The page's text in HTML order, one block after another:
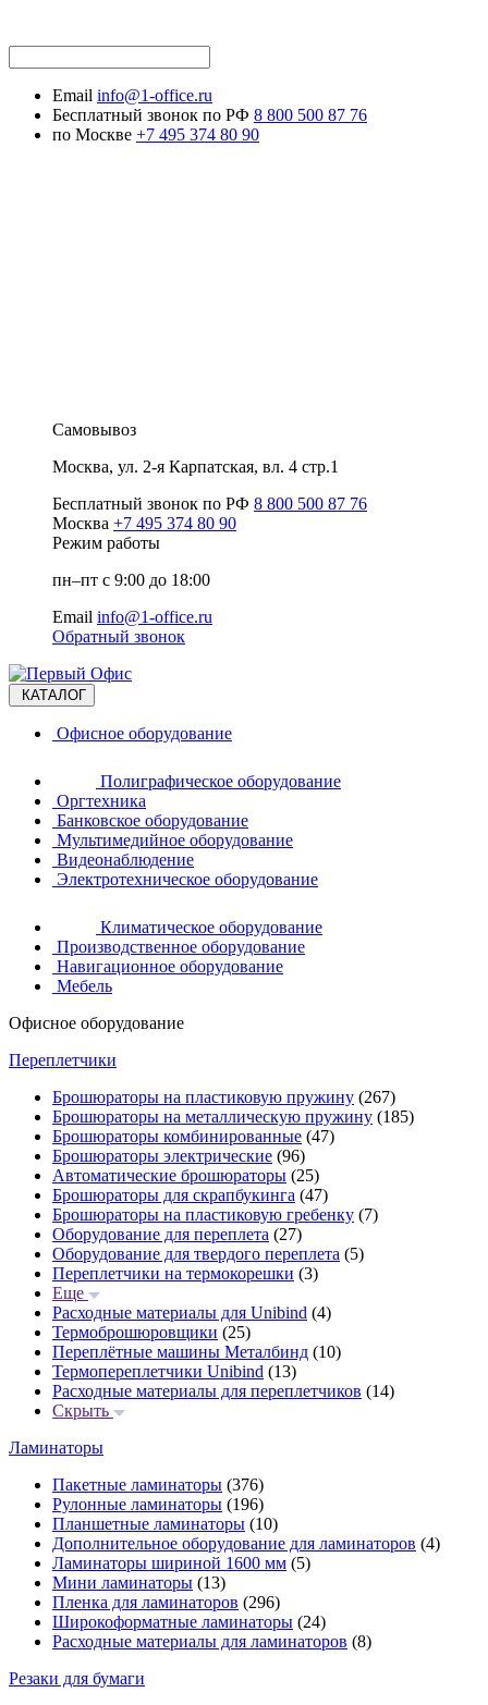
Email info@1-office.ru
Бесплатный звонок по РФ 8 800 500 87 76
по Москве +7 495 374 80 90
Самовывоз
Москва, ул. 2-я Карпатская, вл. 4 стр.1
Бесплатный звонок по РФ 8 800 500 87 76
Москва +7 495 374 80 90
Режим работы
пн–пт с 9:00 до 18:00
Email info@1-office.ru
Обратный звонок
КАТАЛОГ
Офисное оборудование
Полиграфическое оборудование
Оргтехника
Банковское оборудование
Мультимедийное оборудование
Видеонаблюдение
Электротехническое оборудование
Климатическое оборудование
Производственное оборудование
Навигационное оборудование
Мебель
Офисное оборудование
Переплетчики
Брошюраторы на пластиковую пружину (267)
Брошюраторы на металлическую пружину (185)
Брошюраторы комбинированные (47)
Брошюраторы электрические (96)
Автоматические брошюраторы (25)
Брошюраторы для скрапбукинга (47)
Брошюраторы на пластиковую гребенку (7)
Оборудование для переплета (27)
Оборудование для твердого переплета (5)
Переплетчики на термокорешки (3)
Еще
Расходные материалы для Unibind (4)
Термоброшюровщики (25)
Переплётные машины Металбинд (10)
Термопереплетчики Unibind (13)
Расходные материалы для переплетчиков (14)
Скрыть
Ламинаторы
Пакетные ламинаторы (376)
Рулонные ламинаторы (196)
Планшетные ламинаторы (10)
Дополнительное оборудование для ламинаторов (4)
Ламинаторы шириной 1600 мм (5)
Мини ламинаторы (13)
Пленка для ламинаторов (296)
Широкоформатные ламинаторы (24)
Расходные материалы для ламинаторов (8)
Резаки для бумаги